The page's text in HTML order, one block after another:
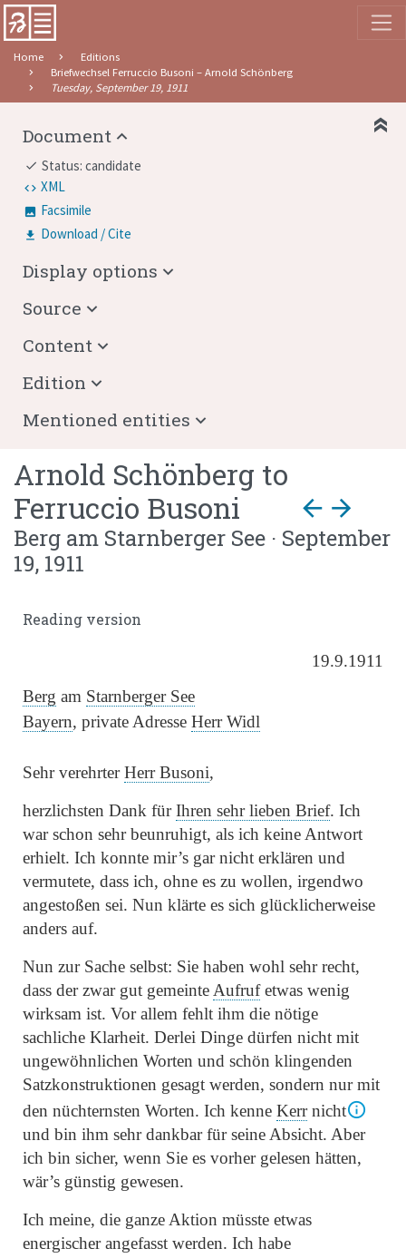
Home
Editions
Briefwechsel Ferruccio Busoni – Arnold Schönberg
Tuesday, September 19, 1911
Arnold Schönberg to
Ferruccio Busoni
arrow_back arrow_forward
Berg am Starnberger See · September
19, 1911
Reading version
19.9.1911
Berg am Starnberger See
Bayern, private Adresse Herr Widl
Sehr verehrterHerr Busoni,
herzlichsten Dank fürIhren sehr lieben Brief. Ich
war schon sehr beunruhigt, als ich keine Antwort
erhielt. Ich konnte mir’s gar nicht erklären und
vermutete, dass ich, ohne es zu wollen, irgendwo
angestoßen sei. Nun klärte es sich glücklicherweise
anders auf.
Nun zur Sache selbst: Sie haben wohl sehr recht,
dass der zwar gut gemeinte Aufrufetwas wenig
wirksam ist. Vor allem fehlt ihm die nötige
sachliche Klarheit. Derlei Dinge dürfen nicht mit
ungewöhnlichen Worten und schön klingenden
Satzkonstruktionen gesagt werden, sondern nur mit
den nüchternsten Worten. Ich kenne Kerrnicht
und bin ihm sehr dankbar für seine Absicht. Aber
ich bin sicher, wenn Sie es vorher gelesen hätten,
wär’s günstig gewesen.
Ich meine, die ganze Aktion müsste etwas
energischer angefasst werden. Ich habe
Document
done Status: candidate
XML
Facsimile
Download / Cite
Display options
Source
Content
Edition
Mentioned entities